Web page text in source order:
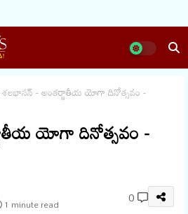
శలభాసన్‌ - అంతర్జాతీయ యోగా దినోత్సవం -
యోగా దినోత్సవం -
1 minute read 0